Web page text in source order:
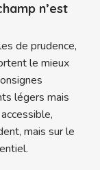
n’est
de prudence,
le mieux
légers mais
mais sur le